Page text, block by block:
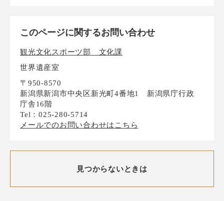
このページに関するお問い合わせ
観光文化スポーツ部 文化課
世界遺産室
〒950-8570
新潟県新潟市中央区新光町4番地1 新潟県庁行政
庁舎16階
Tel：025-280-5714
メールでのお問い合わせはこちら
見つからないときは